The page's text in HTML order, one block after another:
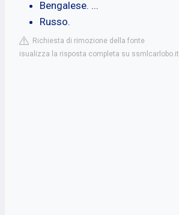
Bengalese. ...
Russo.
Richiesta di rimozione della fonte
isualizza la risposta completa su ssmlcarlobo.it